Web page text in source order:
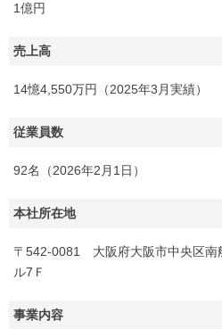
1億円
売上高
14憶4,550万円（2025年3月実績）
従業員数
92名（2026年2月1日）
本社所在地
〒542-0081 大阪府大阪市中央区
ル7Ｆ
事業内容